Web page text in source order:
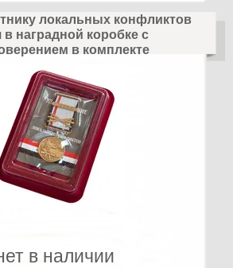
локальных конфликтов
наградной коробке с
в комплекте
в наличии